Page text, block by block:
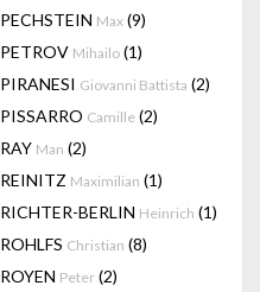
PECHSTEIN Max (9)
PETROV Mihailo (1)
PIRANESI Giovanni Battista (2)
PISSARRO Camille (2)
RAY Man (2)
REINITZ Maximilian (1)
RICHTER-BERLIN Heinrich (1)
ROHLFS Christian (8)
ROYEN Peter (2)